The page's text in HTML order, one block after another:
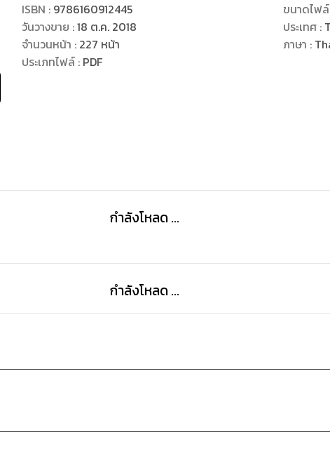
ISBN : 9786160912445
วันวางขาย :18 ต.ค. 2018
จำนวนหน้า : 227 หน้า
ประเภทไฟล์: PDF
ขนาดไฟล์
ประเทศ :
ภาษา :
กำลังโหลด ...
กำลังโหลด ...